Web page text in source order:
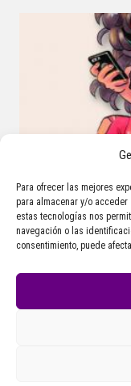
Para ofrecer las mejores
para almacenar y/o
estas tecnologías nos
navegación o las
consentimiento, puede
Tempada 4
4×10
Amoedo